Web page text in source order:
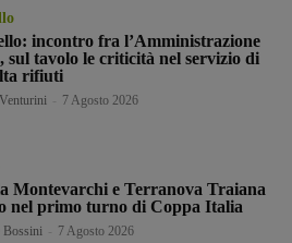
incontro fra l’Amministrazione
sul tavolo le criticità nel servizio di
rifiuti
7 Agosto 2026
Montevarchi e Terranova Traiana
nel primo turno di Coppa Italia
Bossini 7 Agosto 2026